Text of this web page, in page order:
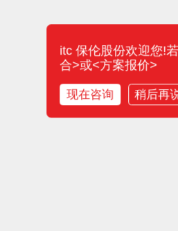
itc 保伦股份欢迎您!
合>或<方案报价>
现在咨询 稍后再